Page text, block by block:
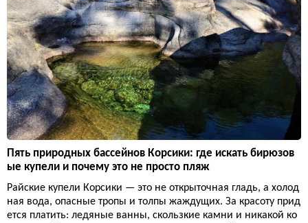
Пять природных бассейнов Корсики: где искать бирюзов
ые купели и почему это не просто пляж
Райские купели Корсики — это не открыточная гладь, а холод
ная вода, опасные тропы и толпы жаждущих. За красоту прид
ется платить: ледяные ванны, скользкие камни и никакой ко